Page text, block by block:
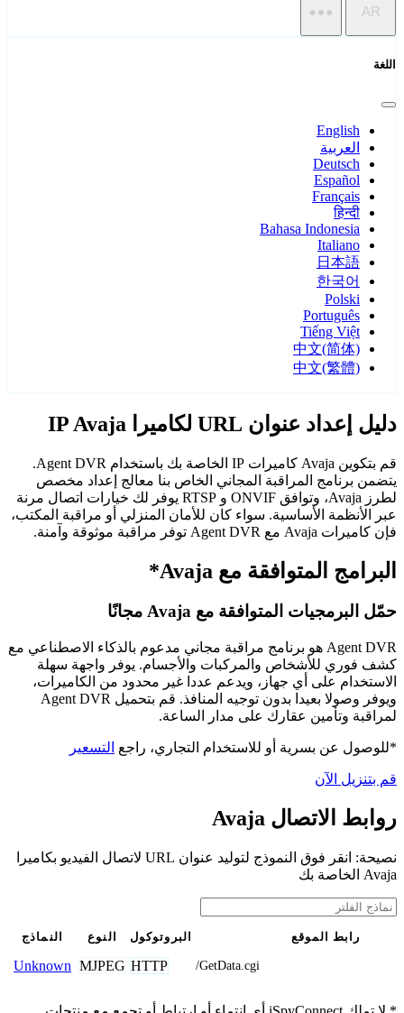
AR
اللغة
English
العربية
Deutsch
Español
Français
हिन्दी
Bahasa Indonesia
Italiano
日本語
한국어
Polski
Português
Tiếng Việt
中文(简体)
中文(繁體)
دليل إعداد عنوان URL لكاميرا IP Avaja
قم بتكوين Avaja كاميرات IP الخاصة بك باستخدام Agent DVR.
يتضمن برنامج المراقبة المجاني الخاص بنا معالج إعداد مخصص
لطرز Avaja، وتوافق ONVIF و RTSP يوفر لك خيارات اتصال مرنة
عبر الأنظمة الأساسية. سواء كان للأمان المنزلي أو مراقبة المكتب،
فإن كاميرات Avaja مع Agent DVR توفر مراقبة موثوقة وآمنة.
البرامج المتوافقة مع Avaja*
حمّل البرمجيات المتوافقة مع Avaja مجانًا
Agent DVR هو برنامج مراقبة مجاني مدعوم بالذكاء الاصطناعي مع
كشف فوري للأشخاص والمركبات والأجسام. يوفر واجهة سهلة
الاستخدام على أي جهاز، ويدعم عددا غير محدود من الكاميرات،
ويوفر وصولا بعيدا بدون توجيه المنافذ. قم بتحميل Agent DVR
لمراقبة وتأمين عقارك على مدار الساعة.
*للوصول عن بسرية أو للاستخدام التجاري، راجع التسعير
قم بتنزيل الآن
روابط الاتصال Avaja
نصيحة: انقر فوق النموذج لتوليد عنوان URL لاتصال الفيديو بكاميرا
Avaja الخاصة بك
النماذج النوع البروتوكول رابط الموقع
Unknown MJPEG HTTP /GetData.cgi